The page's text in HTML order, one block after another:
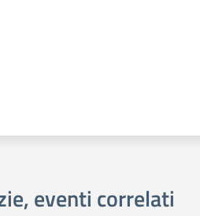
eventi correlati